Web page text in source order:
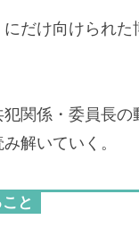
だけ向けられ
関係・委員長
解いていく。
と